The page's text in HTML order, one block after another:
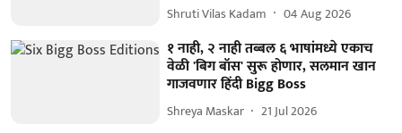
Shruti Vilas Kadam 04 Aug 2026
१ नाही, २ नाही तब्बल ६ भाषांमध्ये एकाच
वेळी 'बिग बॉस' सुरू होणार, सलमान खान
गाजवणार हिंदी Bigg Boss
Shreya Maskar 21 Jul 2026